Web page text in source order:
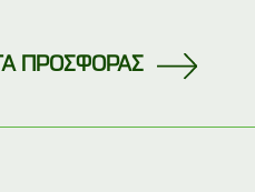
ΠΡΟΣΦΟΡΑΣ